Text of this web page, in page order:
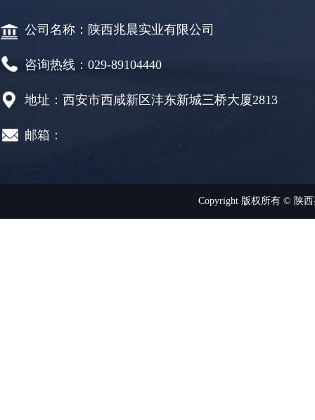
公司名称：陕西兆晨实业有限公司
咨询热线：029-89104440
地址：西安市西咸新区沣东新城三桥大厦2813
邮箱：
Copyright 版权所有 © 陕